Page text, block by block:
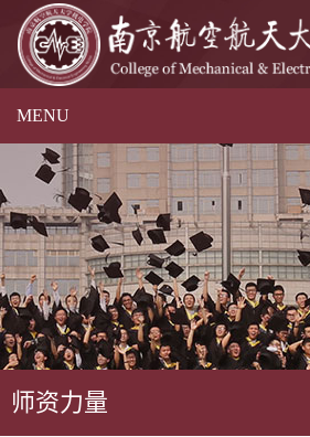
MENU
师资力量